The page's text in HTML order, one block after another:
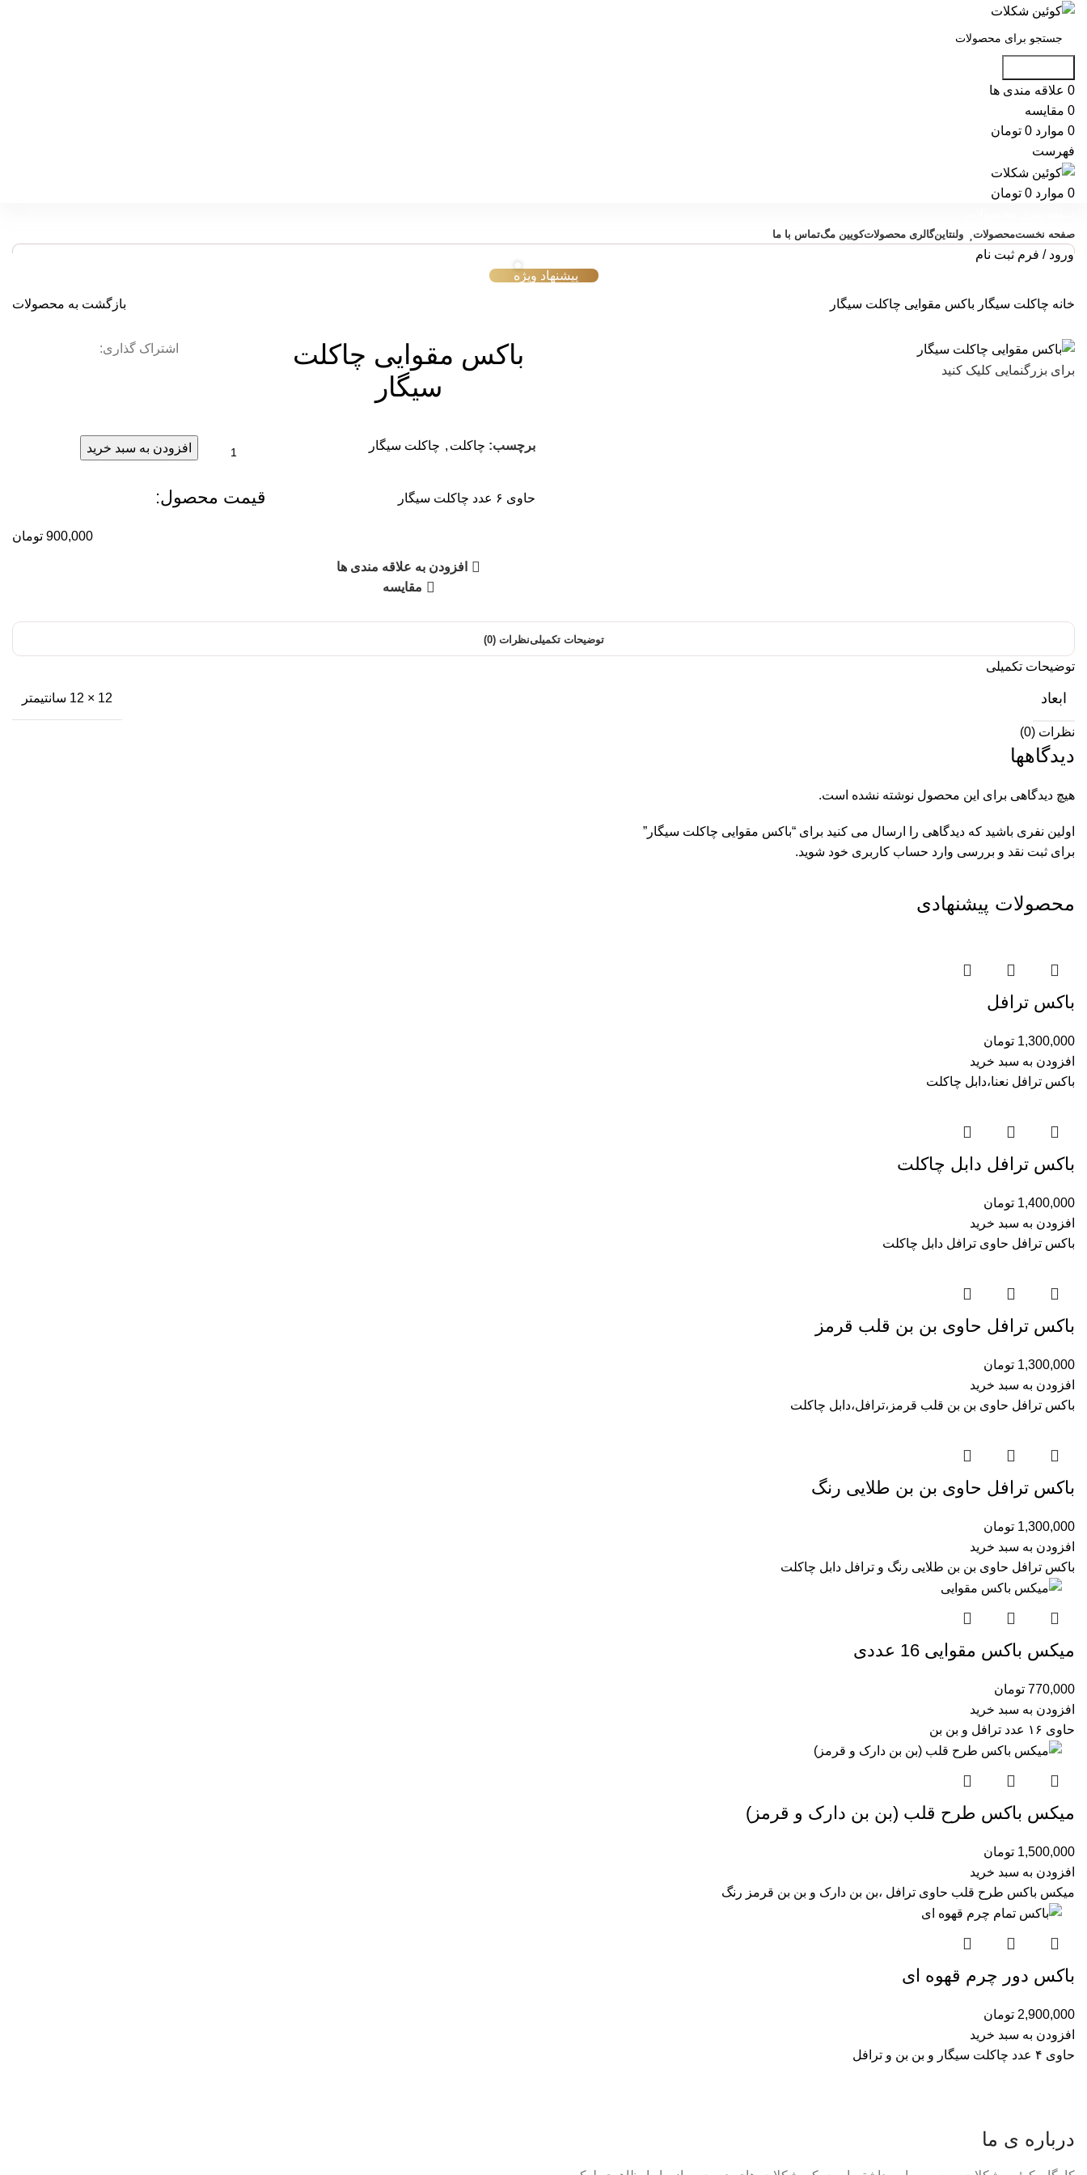
0 علاقه مندی ها
0 مقایسه
0 موارد 0 تومان
فهرست
0 موارد 0 تومان
صفحه نخستمحصولات ولنتاینگالری محصولاتکویین مگتماس با ما
ورود / فرم ثبت نام
پیشنهاد ویژه
خانه چاکلت سیگار باکس مقوایی چاکلت سیگار بازگشت به محصولات
برای بزرگنمایی کلیک کنید
باکس مقوایی چاکلت
سیگار
اشتراک گذاری:
برچسب: چاکلت , چاکلت سیگار
حاوی ۶ عدد چاکلت سیگار
افزودن به علاقه مندی ها
مقایسه
افزودن به سبد خرید
قیمت محصول:​
900,000 تومان
توضیحات تکمیلینظرات (0)
توضیحات تکمیلی
ابعاد 12 × 12 سانتیمتر
نظرات (0)
دیدگاهها
هیچ دیدگاهی برای این محصول نوشته نشده است.
اولین نفری باشید که دیدگاهی را ارسال می کنید برای “باکس مقوایی چاکلت سیگار”
برای ثبت نقد و بررسی وارد حساب کاربری خود شوید.
محصولات پیشنهادی
باکس ترافل
1,300,000 تومان
افزودن به سبد خرید
باکس ترافل نعنا،دابل چاکلت
باکس ترافل دابل چاکلت
1,400,000 تومان
افزودن به سبد خرید
باکس ترافل حاوی ترافل دابل چاکلت
باکس ترافل حاوی بن بن قلب قرمز
1,300,000 تومان
افزودن به سبد خرید
باکس ترافل حاوی بن بن قلب قرمز،ترافل،دابل چاکلت
باکس ترافل حاوی بن بن طلایی رنگ
1,300,000 تومان
افزودن به سبد خرید
باکس ترافل حاوی بن بن طلایی رنگ و ترافل دابل چاکلت
میکس باکس مقوایی 16 عددی
770,000 تومان
افزودن به سبد خرید
حاوی ۱۶ عدد ترافل و بن بن
میکس باکس طرح قلب (بن بن دارک و قرمز)
1,500,000 تومان
افزودن به سبد خرید
میکس باکس طرح قلب حاوی ترافل ،بن بن دارک و بن بن قرمز رنگ
باکس دور چرم قهوه ای
2,900,000 تومان
افزودن به سبد خرید
حاوی ۴ عدد چاکلت سیگار و بن بن و ترافل
درباره ی ما